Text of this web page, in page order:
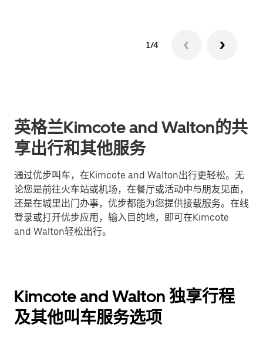
1/4
英格兰Kimcote and Walton的共
享出行和其他服务
通过优步叫车，在Kimcote and Walton出行更轻松。无
论您是前往火车站或机场，在餐厅或活动中与朋友见面，
还是在城里出门办事，优步都能为您提供接载服务。在线
登录或打开优步应用，输入目的地，即可在Kimcote
and Walton轻松出行。
Kimcote and Walton 独享行程
及其他叫车服务选项